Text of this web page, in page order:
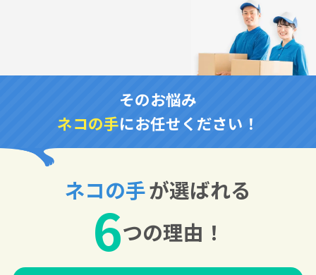
そのお悩み
ネコの手にお任せください！
ネコの手が選ばれる
6つの理由！